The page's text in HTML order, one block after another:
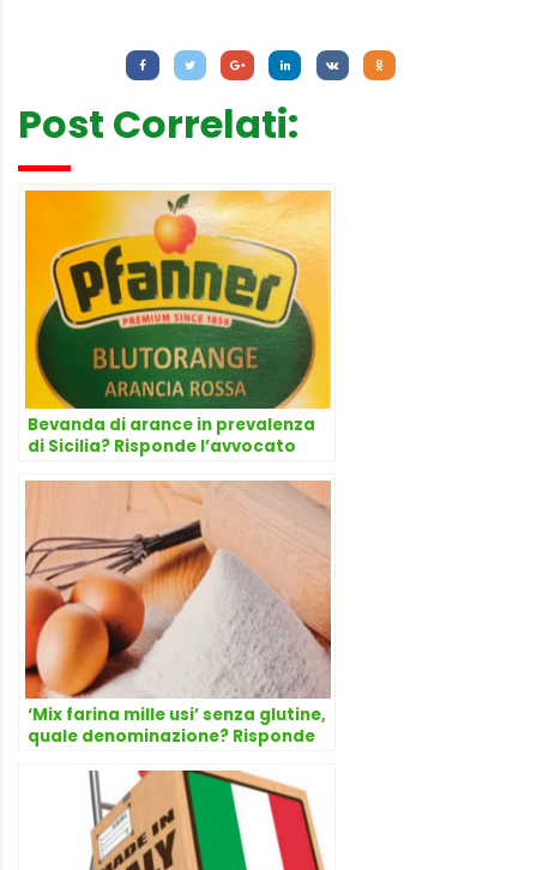
Post Correlati:
Bevanda di arance in prevalenza
di Sicilia? Risponde l’avvocato
‘Mix farina mille usi’ senza glutine,
quale denominazione? Risponde